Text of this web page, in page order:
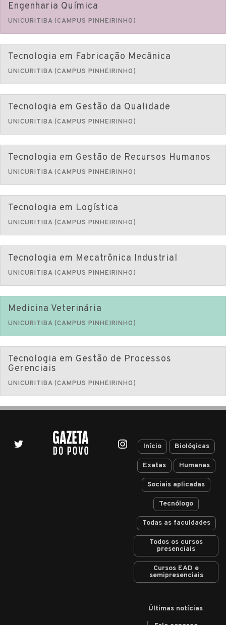
Engenharia Química
UNICURITIBA (CAMPUS PINHEIRINHO)
Tecnologia em Fabricação Mecânica
UNICURITIBA (CAMPUS PINHEIRINHO)
Tecnologia em Gestão da Qualidade
UNICURITIBA (CAMPUS PINHEIRINHO)
Tecnologia em Gestão de Recursos Humanos
UNICURITIBA (CAMPUS PINHEIRINHO)
Tecnologia em Logística
UNICURITIBA (CAMPUS PINHEIRINHO)
Tecnologia em Mecatrônica Industrial
UNICURITIBA (CAMPUS PINHEIRINHO)
Medicina Veterinária
UNICURITIBA (CAMPUS PINHEIRINHO)
Tecnologia em Gestão de Processos
Gerenciais
UNICURITIBA (CAMPUS PINHEIRINHO)
Início Biológicas
Exatas Humanas
Sociais aplicadas
Tecnólogo
Todas as faculdades
Todos os cursos
presenciais
Cursos EAD e
semipresenciais
Últimas notícias